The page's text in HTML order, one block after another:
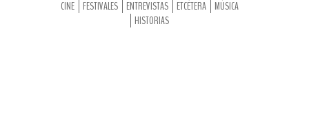
CINE FESTIVALES ENTREVISTAS ETCÉTERA
MÚSICA
HISTORIAS